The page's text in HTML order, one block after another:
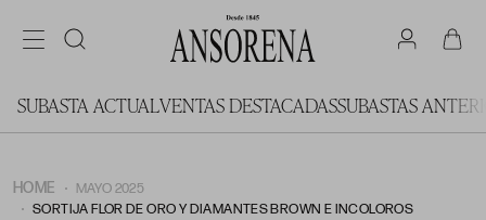
SUBASTA ACTUALVENTAS DESTACADASSUBASTAS
HOME
MAYO 2025
SORTIJA FLOR DE ORO Y DIAMANTES BROWN E INCOLOROS